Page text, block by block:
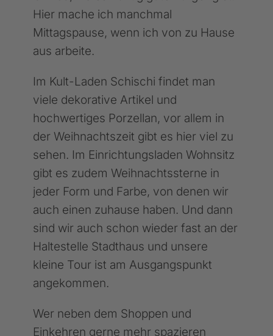
Hier mache ich manchmal
Mittagspause, wenn ich von zu Hause
aus arbeite.
Im Kult-Laden Schischi findet man
viele dekorative Artikel und
hochwertiges Porzellan, vor allem in
der Weihnachtszeit gibt es hier viel zu
sehen. Im Einrichtungsladen Wohnsitz
gibt es zudem Weihnachtssterne in
jeder Form und Farbe, von denen wir
auch einen zuhause haben. Und dann
sind wir auch schon wieder fast an der
Haltestelle Stadthaus und unsere
kleine Tour ist am Ausgangspunkt
angekommen.
Wer neben dem Shoppen und
Einkehren gerne mehr spazieren